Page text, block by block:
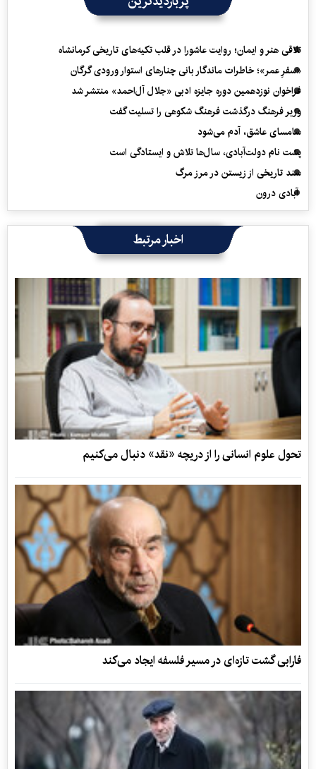
تلاقی هنر و ایمان؛ روایت عاشورا در قلب تکیه‌های تاریخی کرمانشاه
«سفرِ عمر»؛ خاطرات ماندگار بانی چنارهای استوار ورودی گرگان
فراخوان نوزدهمین دوره جایزه ادبی «جلال آل‌احمد» منتشر شد
وزیر فرهنگ درگذشت فرهنگ شکوهی را تسلیت گفت
سامسای عاشق، آدم می‌شود
پشت نام دولت‌آبادی، سال‌ها تلاش و ایستادگی است
سند تاریخی از زیستن در مرز مرگ
آبادی درون
اخبار مرتبط
تحول علوم انسانی را از دریچه «نقد» دنبال می‌کنیم
فارابی گشت تازه‌ای در مسیر فلسفه ایجاد می‌کند